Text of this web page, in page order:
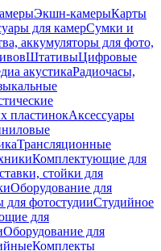
Экшн-камерыКарты
для камерСумки и
аккумуляторы для фото,
ШтативыЦифровые
акустикаРадиочасы,
пластинокАксессуары
Трансляционные
Комплектующие для
стойки для
Оборудование для
фотостудииСтудийное
для
Оборудование для
Комплекты